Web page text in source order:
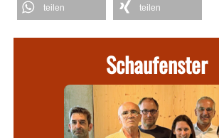
teilen teilen
Schaufenster